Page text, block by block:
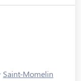
Saint-Momelin